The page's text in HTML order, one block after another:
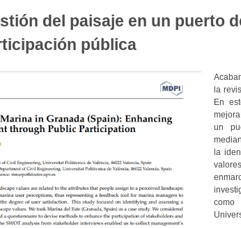
del paisaje en un puerto
pública
la
En
un
la
como